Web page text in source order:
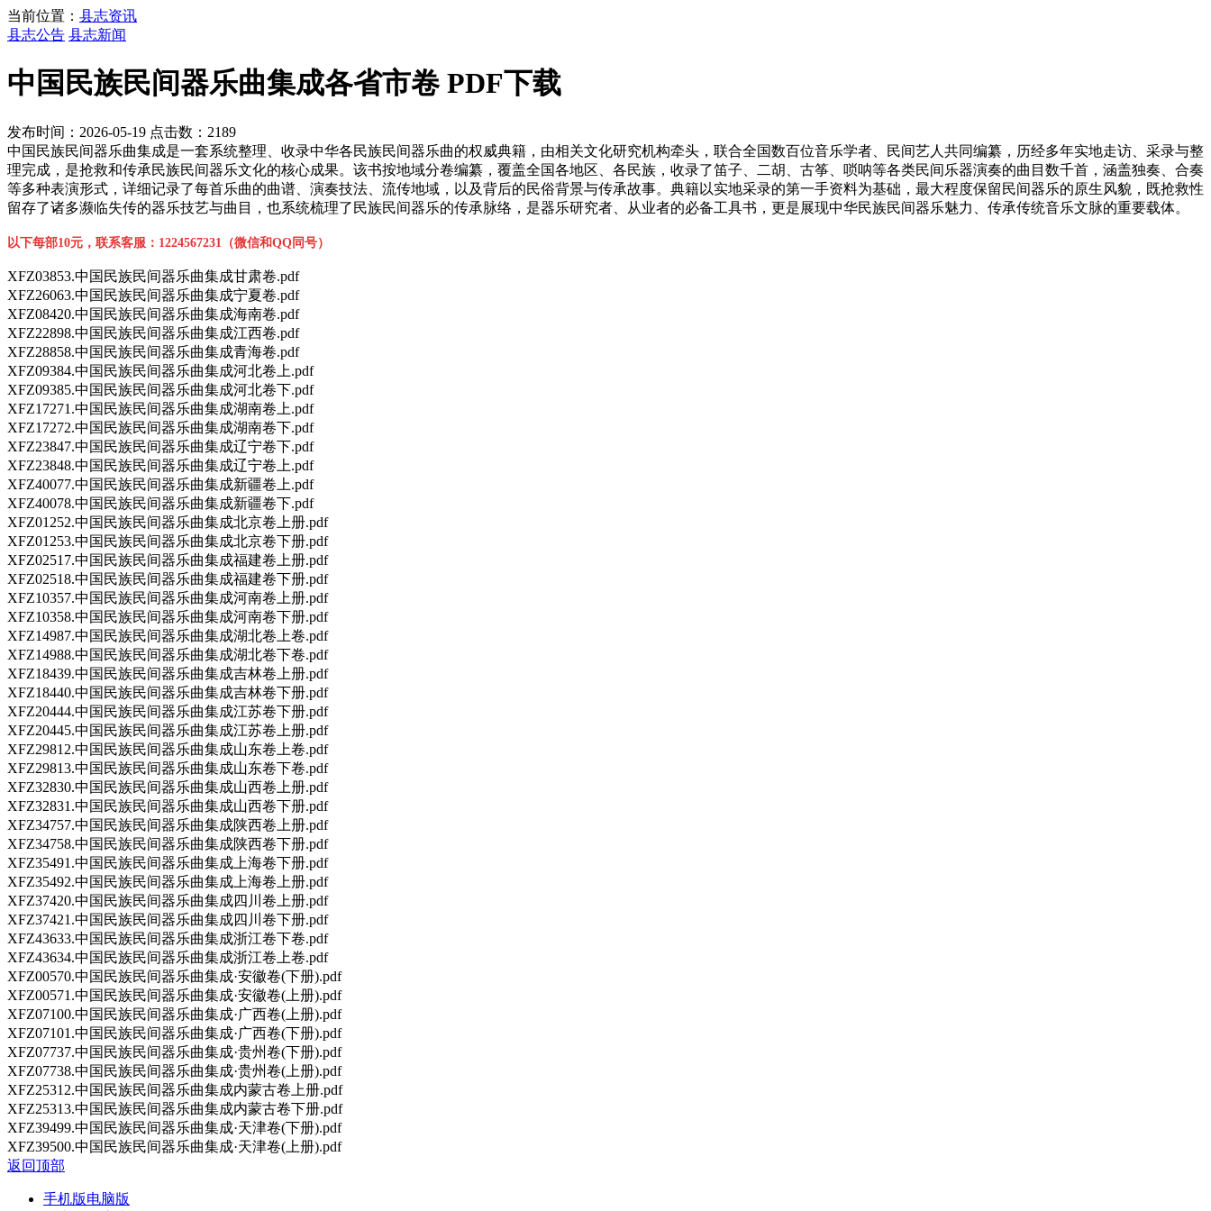
当前位置： 县志资讯
县志公告 县志新闻
中国民族民间器乐曲集成各省市卷 PDF下载
发布时间：2026-05-19 点击数：2189
中国民族民间器乐曲集成是一套系统整理、收录中华各民族民间器乐曲的权威典籍，由相关文化研究机构牵头，联合全国数百位音乐学者、民间艺人共同编纂，历经多年实地走访、采录与整
理完成，是抢救和传承民族民间器乐文化的核心成果。该书按地域分卷编纂，覆盖全国各地区、各民族，收录了笛子、二胡、古筝、唢呐等各类民间乐器演奏的曲目数千首，涵盖独奏、合奏
等多种表演形式，详细记录了每首乐曲的曲谱、演奏技法、流传地域，以及背后的民俗背景与传承故事。典籍以实地采录的第一手资料为基础，最大程度保留民间器乐的原生风貌，既抢救性
留存了诸多濒临失传的器乐技艺与曲目，也系统梳理了民族民间器乐的传承脉络，是器乐研究者、从业者的必备工具书，更是展现中华民族民间器乐魅力、传承传统音乐文脉的重要载体。
以下每部10元，联系客服：1224567231（微信和QQ同号）
XFZ03853.中国民族民间器乐曲集成甘肃卷.pdf
XFZ26063.中国民族民间器乐曲集成宁夏卷.pdf
XFZ08420.中国民族民间器乐曲集成海南卷.pdf
XFZ22898.中国民族民间器乐曲集成江西卷.pdf
XFZ28858.中国民族民间器乐曲集成青海卷.pdf
XFZ09384.中国民族民间器乐曲集成河北卷上.pdf
XFZ09385.中国民族民间器乐曲集成河北卷下.pdf
XFZ17271.中国民族民间器乐曲集成湖南卷上.pdf
XFZ17272.中国民族民间器乐曲集成湖南卷下.pdf
XFZ23847.中国民族民间器乐曲集成辽宁卷下.pdf
XFZ23848.中国民族民间器乐曲集成辽宁卷上.pdf
XFZ40077.中国民族民间器乐曲集成新疆卷上.pdf
XFZ40078.中国民族民间器乐曲集成新疆卷下.pdf
XFZ01252.中国民族民间器乐曲集成北京卷上册.pdf
XFZ01253.中国民族民间器乐曲集成北京卷下册.pdf
XFZ02517.中国民族民间器乐曲集成福建卷上册.pdf
XFZ02518.中国民族民间器乐曲集成福建卷下册.pdf
XFZ10357.中国民族民间器乐曲集成河南卷上册.pdf
XFZ10358.中国民族民间器乐曲集成河南卷下册.pdf
XFZ14987.中国民族民间器乐曲集成湖北卷上卷.pdf
XFZ14988.中国民族民间器乐曲集成湖北卷下卷.pdf
XFZ18439.中国民族民间器乐曲集成吉林卷上册.pdf
XFZ18440.中国民族民间器乐曲集成吉林卷下册.pdf
XFZ20444.中国民族民间器乐曲集成江苏卷下册.pdf
XFZ20445.中国民族民间器乐曲集成江苏卷上册.pdf
XFZ29812.中国民族民间器乐曲集成山东卷上卷.pdf
XFZ29813.中国民族民间器乐曲集成山东卷下卷.pdf
XFZ32830.中国民族民间器乐曲集成山西卷上册.pdf
XFZ32831.中国民族民间器乐曲集成山西卷下册.pdf
XFZ34757.中国民族民间器乐曲集成陕西卷上册.pdf
XFZ34758.中国民族民间器乐曲集成陕西卷下册.pdf
XFZ35491.中国民族民间器乐曲集成上海卷下册.pdf
XFZ35492.中国民族民间器乐曲集成上海卷上册.pdf
XFZ37420.中国民族民间器乐曲集成四川卷上册.pdf
XFZ37421.中国民族民间器乐曲集成四川卷下册.pdf
XFZ43633.中国民族民间器乐曲集成浙江卷下卷.pdf
XFZ43634.中国民族民间器乐曲集成浙江卷上卷.pdf
XFZ00570.中国民族民间器乐曲集成·安徽卷(下册).pdf
XFZ00571.中国民族民间器乐曲集成·安徽卷(上册).pdf
XFZ07100.中国民族民间器乐曲集成·广西卷(上册).pdf
XFZ07101.中国民族民间器乐曲集成·广西卷(下册).pdf
XFZ07737.中国民族民间器乐曲集成·贵州卷(下册).pdf
XFZ07738.中国民族民间器乐曲集成·贵州卷(上册).pdf
XFZ25312.中国民族民间器乐曲集成内蒙古卷上册.pdf
XFZ25313.中国民族民间器乐曲集成内蒙古卷下册.pdf
XFZ39499.中国民族民间器乐曲集成·天津卷(下册).pdf
XFZ39500.中国民族民间器乐曲集成·天津卷(上册).pdf
返回顶部
手机版电脑版